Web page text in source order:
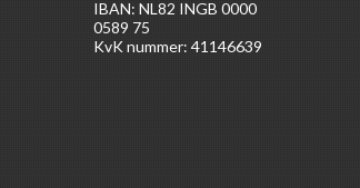
IBAN: NL82 INGB 0000
0589 75
KvK nummer: 41146639